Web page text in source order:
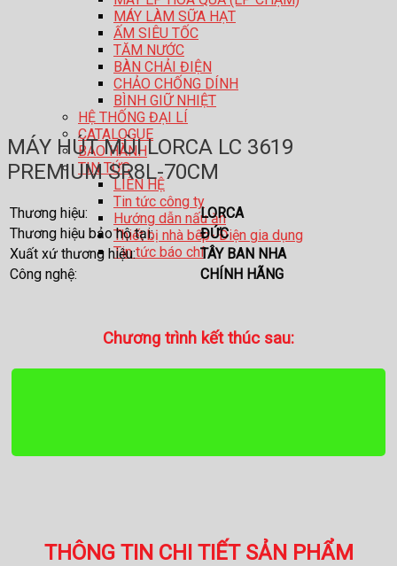
MÁY LÀM SỮA HẠT
ẤM SIÊU TỐC
TĂM NƯỚC
BÀN CHẢI ĐIỆN
CHẢO CHỐNG DÍNH
BÌNH GIỮ NHIỆT
HỆ THỐNG ĐẠI LÍ
CATALOGUE
BẢO HÀNH
TIN TỨC
LIÊN HỆ
Tin tức công ty
Hướng dẫn nấu ăn
Thiết bị nhà bếp- Điện gia dụng
Tin tức báo chí
MÁY HÚT MÙI LORCA LC 3619
PREMIUM SR8L-70CM
Thương hiệu:
LORCA
Thương hiệu bảo hộ tại:
ĐỨC
Xuất xứ thương hiệu:
TÂY BAN NHA
Công nghệ:
CHÍNH HÃNG
Chương trình kết thúc sau:
THÔNG TIN CHI TIẾT SẢN PHẨM